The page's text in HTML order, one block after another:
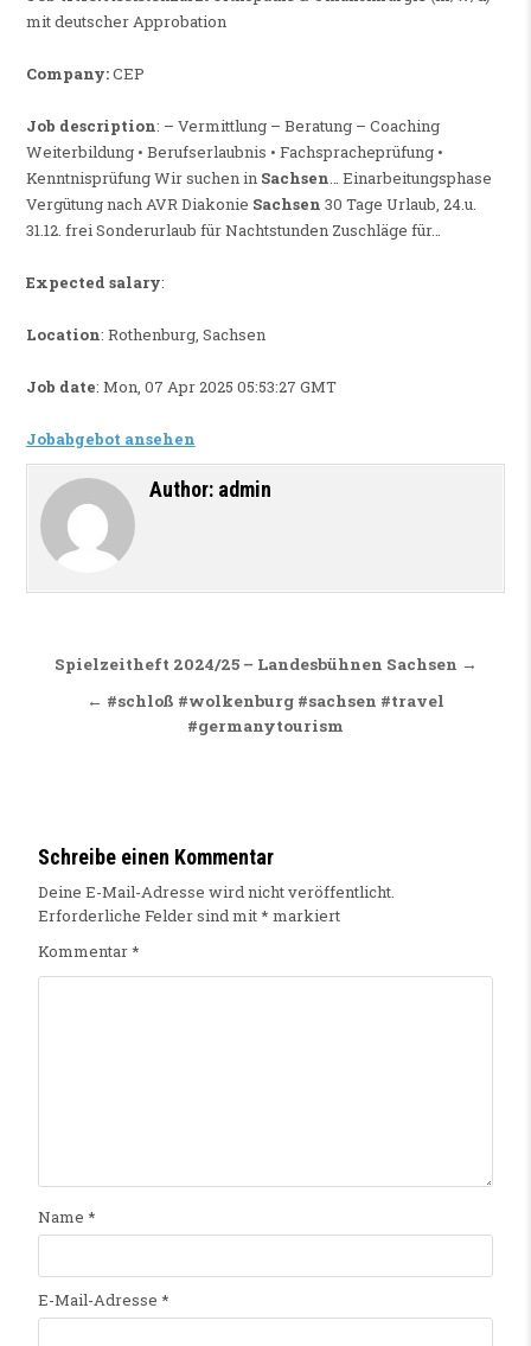
mit deutscher Approbation
Company:CEP
Job description: – Vermittlung – Beratung – Coaching
Weiterbildung • Berufserlaubnis • Fachspracheprüfung •
Kenntnisprüfung Wir suchen in Sachsen… Einarbeitungsphase
Vergütung nach AVR Diakonie Sachsen 30 Tage Urlaub, 24.u.
31.12. frei Sonderurlaub für Nachtstunden Zuschläge für…
Expected salary:
Location: Rothenburg, Sachsen
Job date: Mon, 07 Apr 2025 05:53:27 GMT
Jobabgebot ansehen
Author: admin
Beitragsnavigation
Spielzeitheft 2024/25 – Landesbühnen Sachsen →
← #schloß #wolkenburg #sachsen #travel
#germanytourism
Schreibe einen Kommentar
Deine E-Mail-Adresse wird nicht veröffentlicht.
Erforderliche Felder sind mit* markiert
Kommentar*
Name *
E-Mail-Adresse *